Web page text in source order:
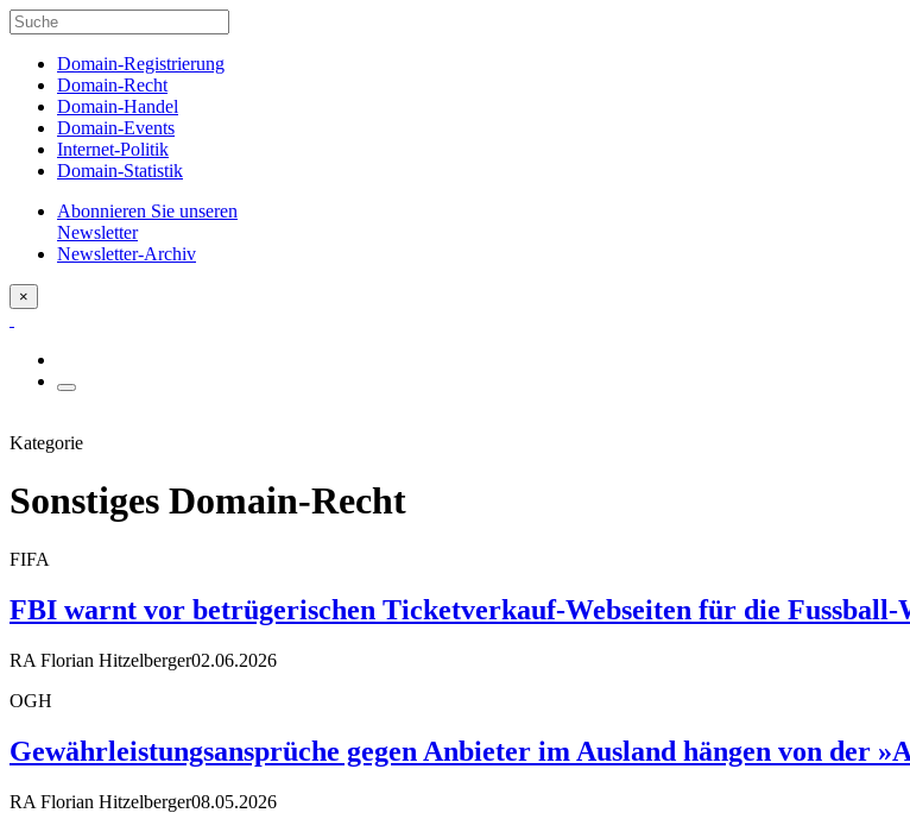
Domain-Registrierung
Domain-Recht
Domain-Handel
Domain-Events
Internet-Politik
Domain-Statistik
Abonnieren Sie unseren
Newsletter
Newsletter-Archiv
×
Kategorie
Sonstiges Domain-Recht
FIFA
FBI warnt vor betrügerischen Ticketverkauf-Webseiten für die Fussball-
RA Florian Hitzelberger02.06.2026
OGH
Gewährleistungsansprüche gegen Anbieter im Ausland hängen von der
RA Florian Hitzelberger08.05.2026